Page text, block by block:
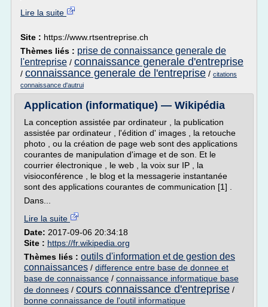
Lire la suite
Site : https://www.rtsentreprise.ch
Thèmes liés : prise de connaissance generale de
l'entreprise / connaissance generale d'entreprise
/ connaissance generale de l'entreprise / citations
connaissance d'autrui
Application (informatique) — Wikipédia
La conception assistée par ordinateur , la publication
assistée par ordinateur , l'édition d' images , la retouche
photo , ou la création de page web sont des applications
courantes de manipulation d'image et de son. Et le
courrier électronique , le web , la voix sur IP , la
visioconférence , le blog et la messagerie instantanée
sont des applications courantes de communication [1] .
Dans...
Lire la suite
Date: 2017-09-06 20:34:18
Site : https://fr.wikipedia.org
Thèmes liés : outils d'information et de gestion des
connaissances / difference entre base de donnee et
base de connaissance / connaissance informatique base
de donnees / cours connaissance d'entreprise /
bonne connaissance de l'outil informatique